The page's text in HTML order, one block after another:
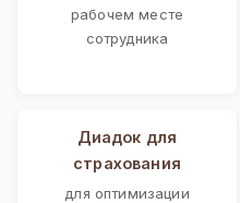
рабочем месте
сотрудника
Диадок для
страхования
для оптимизации